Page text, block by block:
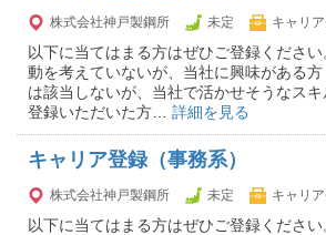
株式会社神戸製鋼所 未定 キャリ
以下に当てはまる方はぜひご登録くださ
動を考えていないが、当社に興味がある
は該当しないが、当社で活かせそうなス
登録いただいた方… 詳細を見る
キャリア登録（事務系）
株式会社神戸製鋼所 未定 キャリ
以下に当てはまる方はぜひご登録くださ